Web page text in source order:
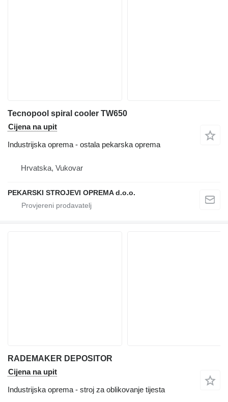
Tecnopool spiral cooler TW650
Cijena na upit
Industrijska oprema - ostala pekarska oprema
Hrvatska, Vukovar
PEKARSKI STROJEVI OPREMA d.o.o.
RADEMAKER DEPOSITOR
Cijena na upit
Industrijska oprema - stroj za oblikovanje tijesta